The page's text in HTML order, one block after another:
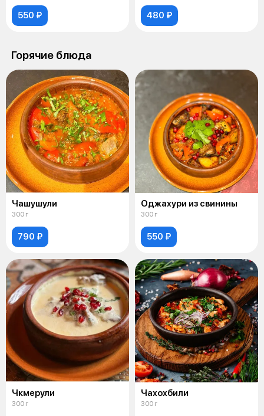
550 ₽ 480 ₽
Горячие блюда
Чашушули
300 г
790 ₽
Оджахури из свинины
300 г
550 ₽
Чкмерули
300 г
Чахохбили
300 г